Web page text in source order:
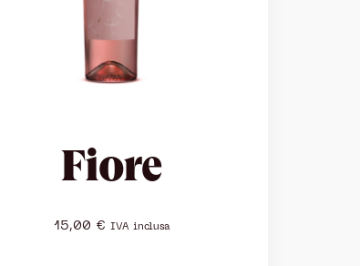
Fiore
15,00 € IVA inclusa